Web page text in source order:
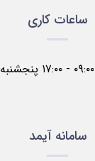
ساعات کاری
سامانه آیمد